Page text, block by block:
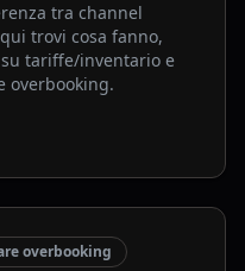
tra channel
trovi cosa fanno,
su tariffe/inventario e
overbooking.
overbooking